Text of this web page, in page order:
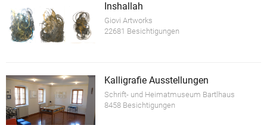
Inshallah
Giovi Artworks
22681 Besichtigungen
Kalligrafie Ausstellungen
Schrift- und Heimatmuseum Bartlhaus
8458 Besichtigungen